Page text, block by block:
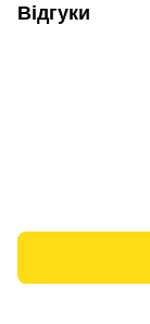
Відгуки